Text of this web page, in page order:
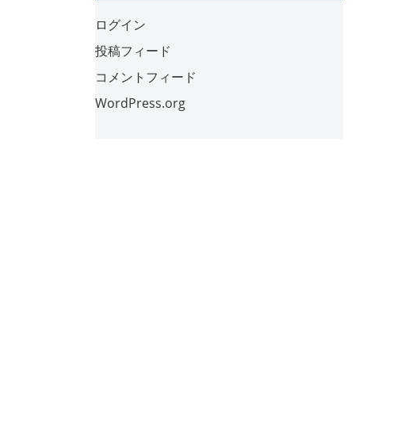
ログイン
投稿フィード
コメントフィード
WordPress.org